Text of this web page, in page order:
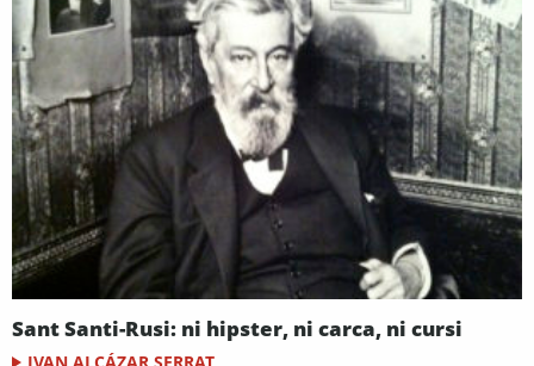
Sant Santi-Rusi: ni hipster, ni carca, ni cursi